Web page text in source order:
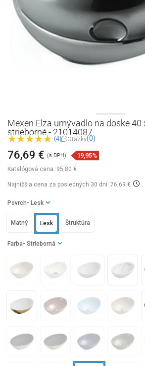
Mexen Elza umývadlo na doske 40
strieborné - 21014087
(4) Otázky(0)
Katalógová cena: 95,80 €
76,69 € (s DPH) 19,95%
Najnižšia cena za posledných 30 dní: 76,69 €
Farba - Strieborná
Povrch - Lesk
Lesk
Matný Štruktúra